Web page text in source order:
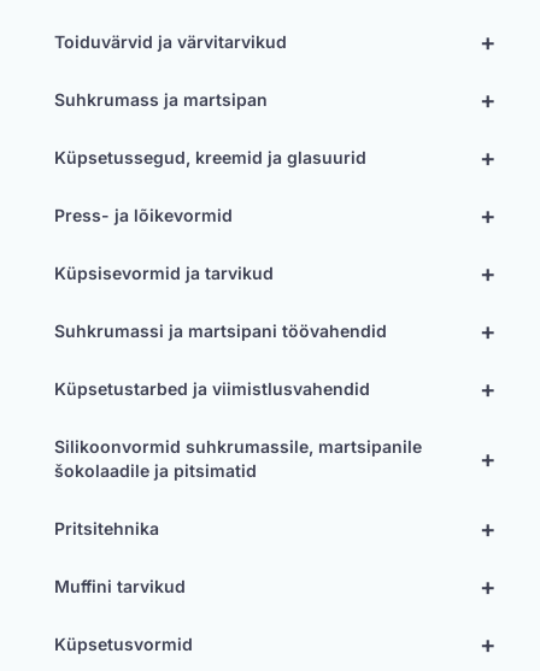
+
Toiduvärvid ja värvitarvikud
+
Suhkrumass ja martsipan
+
Küpsetussegud, kreemid ja glasuurid
+
Press- ja lõikevormid
+
Küpsisevormid ja tarvikud
+
Suhkrumassi ja martsipani töövahendid
+
Küpsetustarbed ja viimistlusvahendid
+
Silikoonvormid suhkrumassile, martsipanile
šokolaadile ja pitsimatid
+
Pritsitehnika
+
Muffini tarvikud
+
Küpsetusvormid